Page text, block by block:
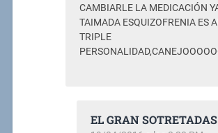
CAMBIARLE LA MEDICACIÓN
TAIMADA ESQUIZOFRENIA ES
TRIPLE
EL GRAN SOTRETADAS